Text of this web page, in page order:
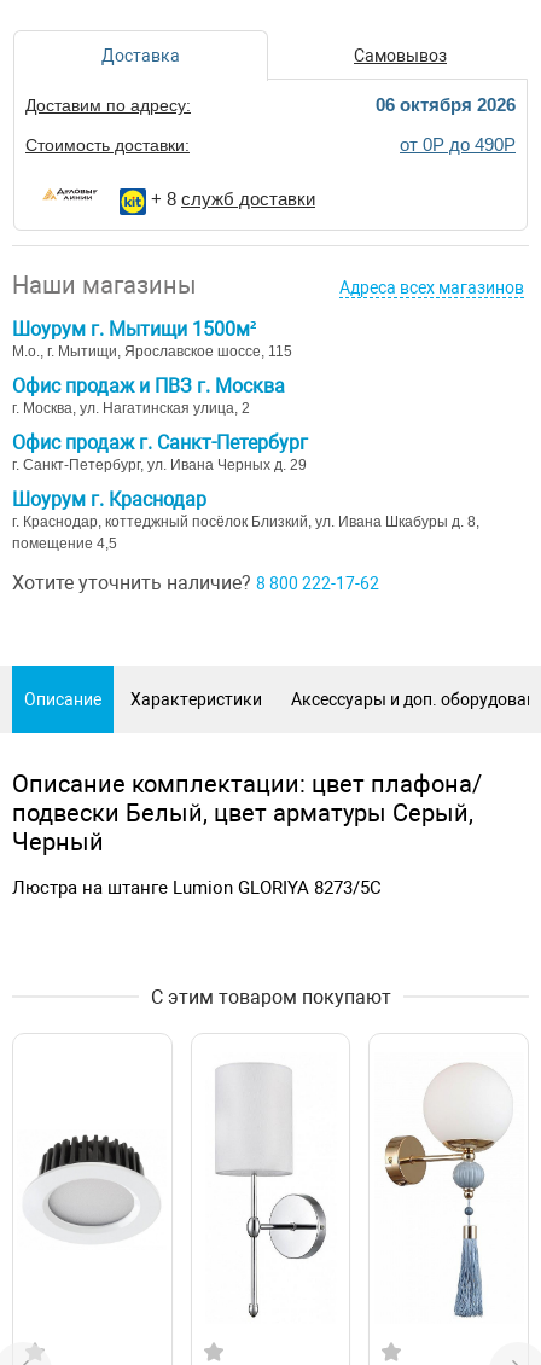
Доставка Самовывоз
Доставим по адресу: 06 октября 2026
Стоимость доставки: от 0Р до 490Р
+ 8 служб доставки
Наши магазины Адреса всех магазинов
Шоурум г. Мытищи 1500м²
М.о., г. Мытищи, Ярославское шоссе, 115
Офис продаж и ПВЗ г. Москва
г. Москва, ул. Нагатинская улица, 2
Офис продаж г. Санкт-Петербург
г. Санкт-Петербург, ул. Ивана Черных д. 29
Шоурум г. Краснодар
г. Краснодар, коттеджный посёлок Близкий, ул. Ивана Шкабуры д. 8,
помещение 4,5
Хотите уточнить наличие? 8 800 222-17-62
Описание Характеристики Аксессуары и доп.
Описание комплектации: цвет плафона/
подвески Белый, цвет арматуры Серый,
Черный
Люстра на штанге Lumion GLORIYA 8273/5C
С этим товаром покупают